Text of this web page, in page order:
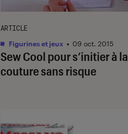
Sew Cool pour s’initier à la
couture sans risque
ARTICLE
Figurines et jeux • 09 oct. 2015